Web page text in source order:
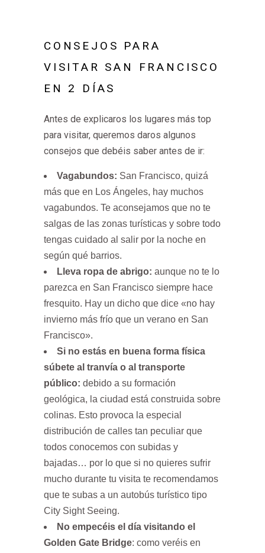
CONSEJOS PARA
VISITAR SAN FRANCISCO
EN 2 DÍAS
Antes de explicaros los lugares más top
para visitar, queremos daros algunos
consejos que debéis saber antes de ir:
Vagabundos: San Francisco, quizá
más que en Los Ángeles, hay muchos
vagabundos. Te aconsejamos que no te
salgas de las zonas turísticas y sobre todo
tengas cuidado al salir por la noche en
según qué barrios.
Lleva ropa de abrigo: aunque no te lo
parezca en San Francisco siempre hace
fresquito. Hay un dicho que dice «no hay
invierno más frío que un verano en San
Francisco».
Si no estás en buena forma física
súbete al tranvía o al transporte
público: debido a su formación
geológica, la ciudad está construida sobre
colinas. Esto provoca la especial
distribución de calles tan peculiar que
todos conocemos con subidas y
bajadas… por lo que si no quieres sufrir
mucho durante tu visita te recomendamos
que te subas a un autobús turístico tipo
City Sight Seeing.
No empecéis el día visitando el
Golden Gate Bridge: como veréis en